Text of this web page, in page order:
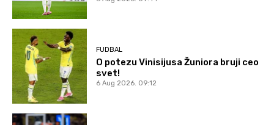
FUDBAL
O potezu Vinisijusa Žuniora bruji ceo
svet!
6 Aug 2026. 09:12